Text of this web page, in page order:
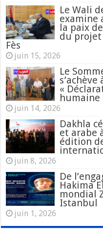
Le Wali
examine
la paix
du projet
Fès
juin 15, 2026
Le
«
humaine
juin 14, 2026
Dakhla
et arabe
édition
juin 8, 2026
De
Hakima
mondial
Istanbul
juin 1, 2026